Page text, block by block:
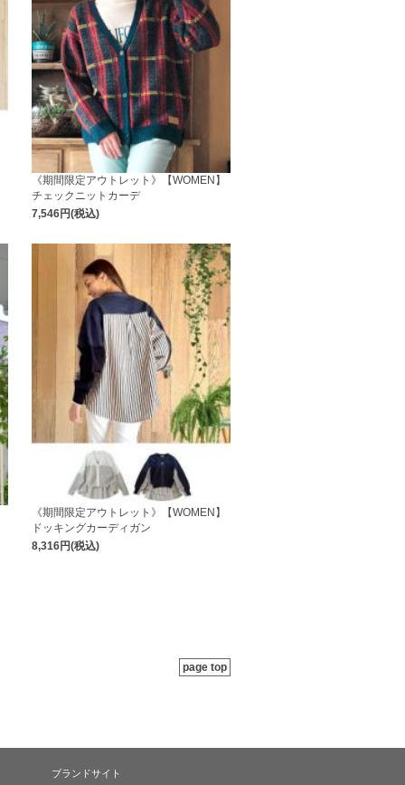
《期間限定アウトレット》【WOMEN】
チェックニットカーデ
7,546円(税込)
《期間限定アウトレット》【WOMEN】
ドッキングカーディガン
8,316円(税込)
page top
ブランドサイト